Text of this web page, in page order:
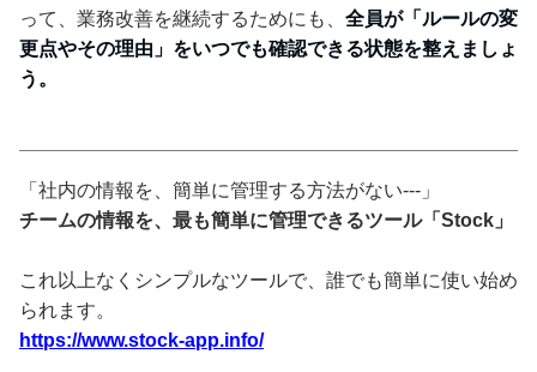
って、業務改善を継続するためにも、 全員が「ルールの変
更点やその理由」をいつでも確認できる状態を整えましょ
う。
「社内の情報を、簡単に管理する方法がない---」
チームの情報を、最も簡単に管理できるツール「Stock」
これ以上なくシンプルなツールで、誰でも簡単に使い始め
られます。
https://www.stock-app.info/